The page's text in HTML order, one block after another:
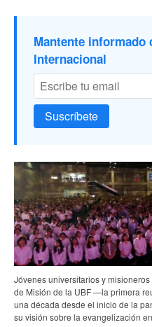
Mantente
Internacional
Suscríbete
Jóvenes universitarios y
de Misión de la UBF —la primera
una década desde el inicio de la
su visión sobre la evangelización